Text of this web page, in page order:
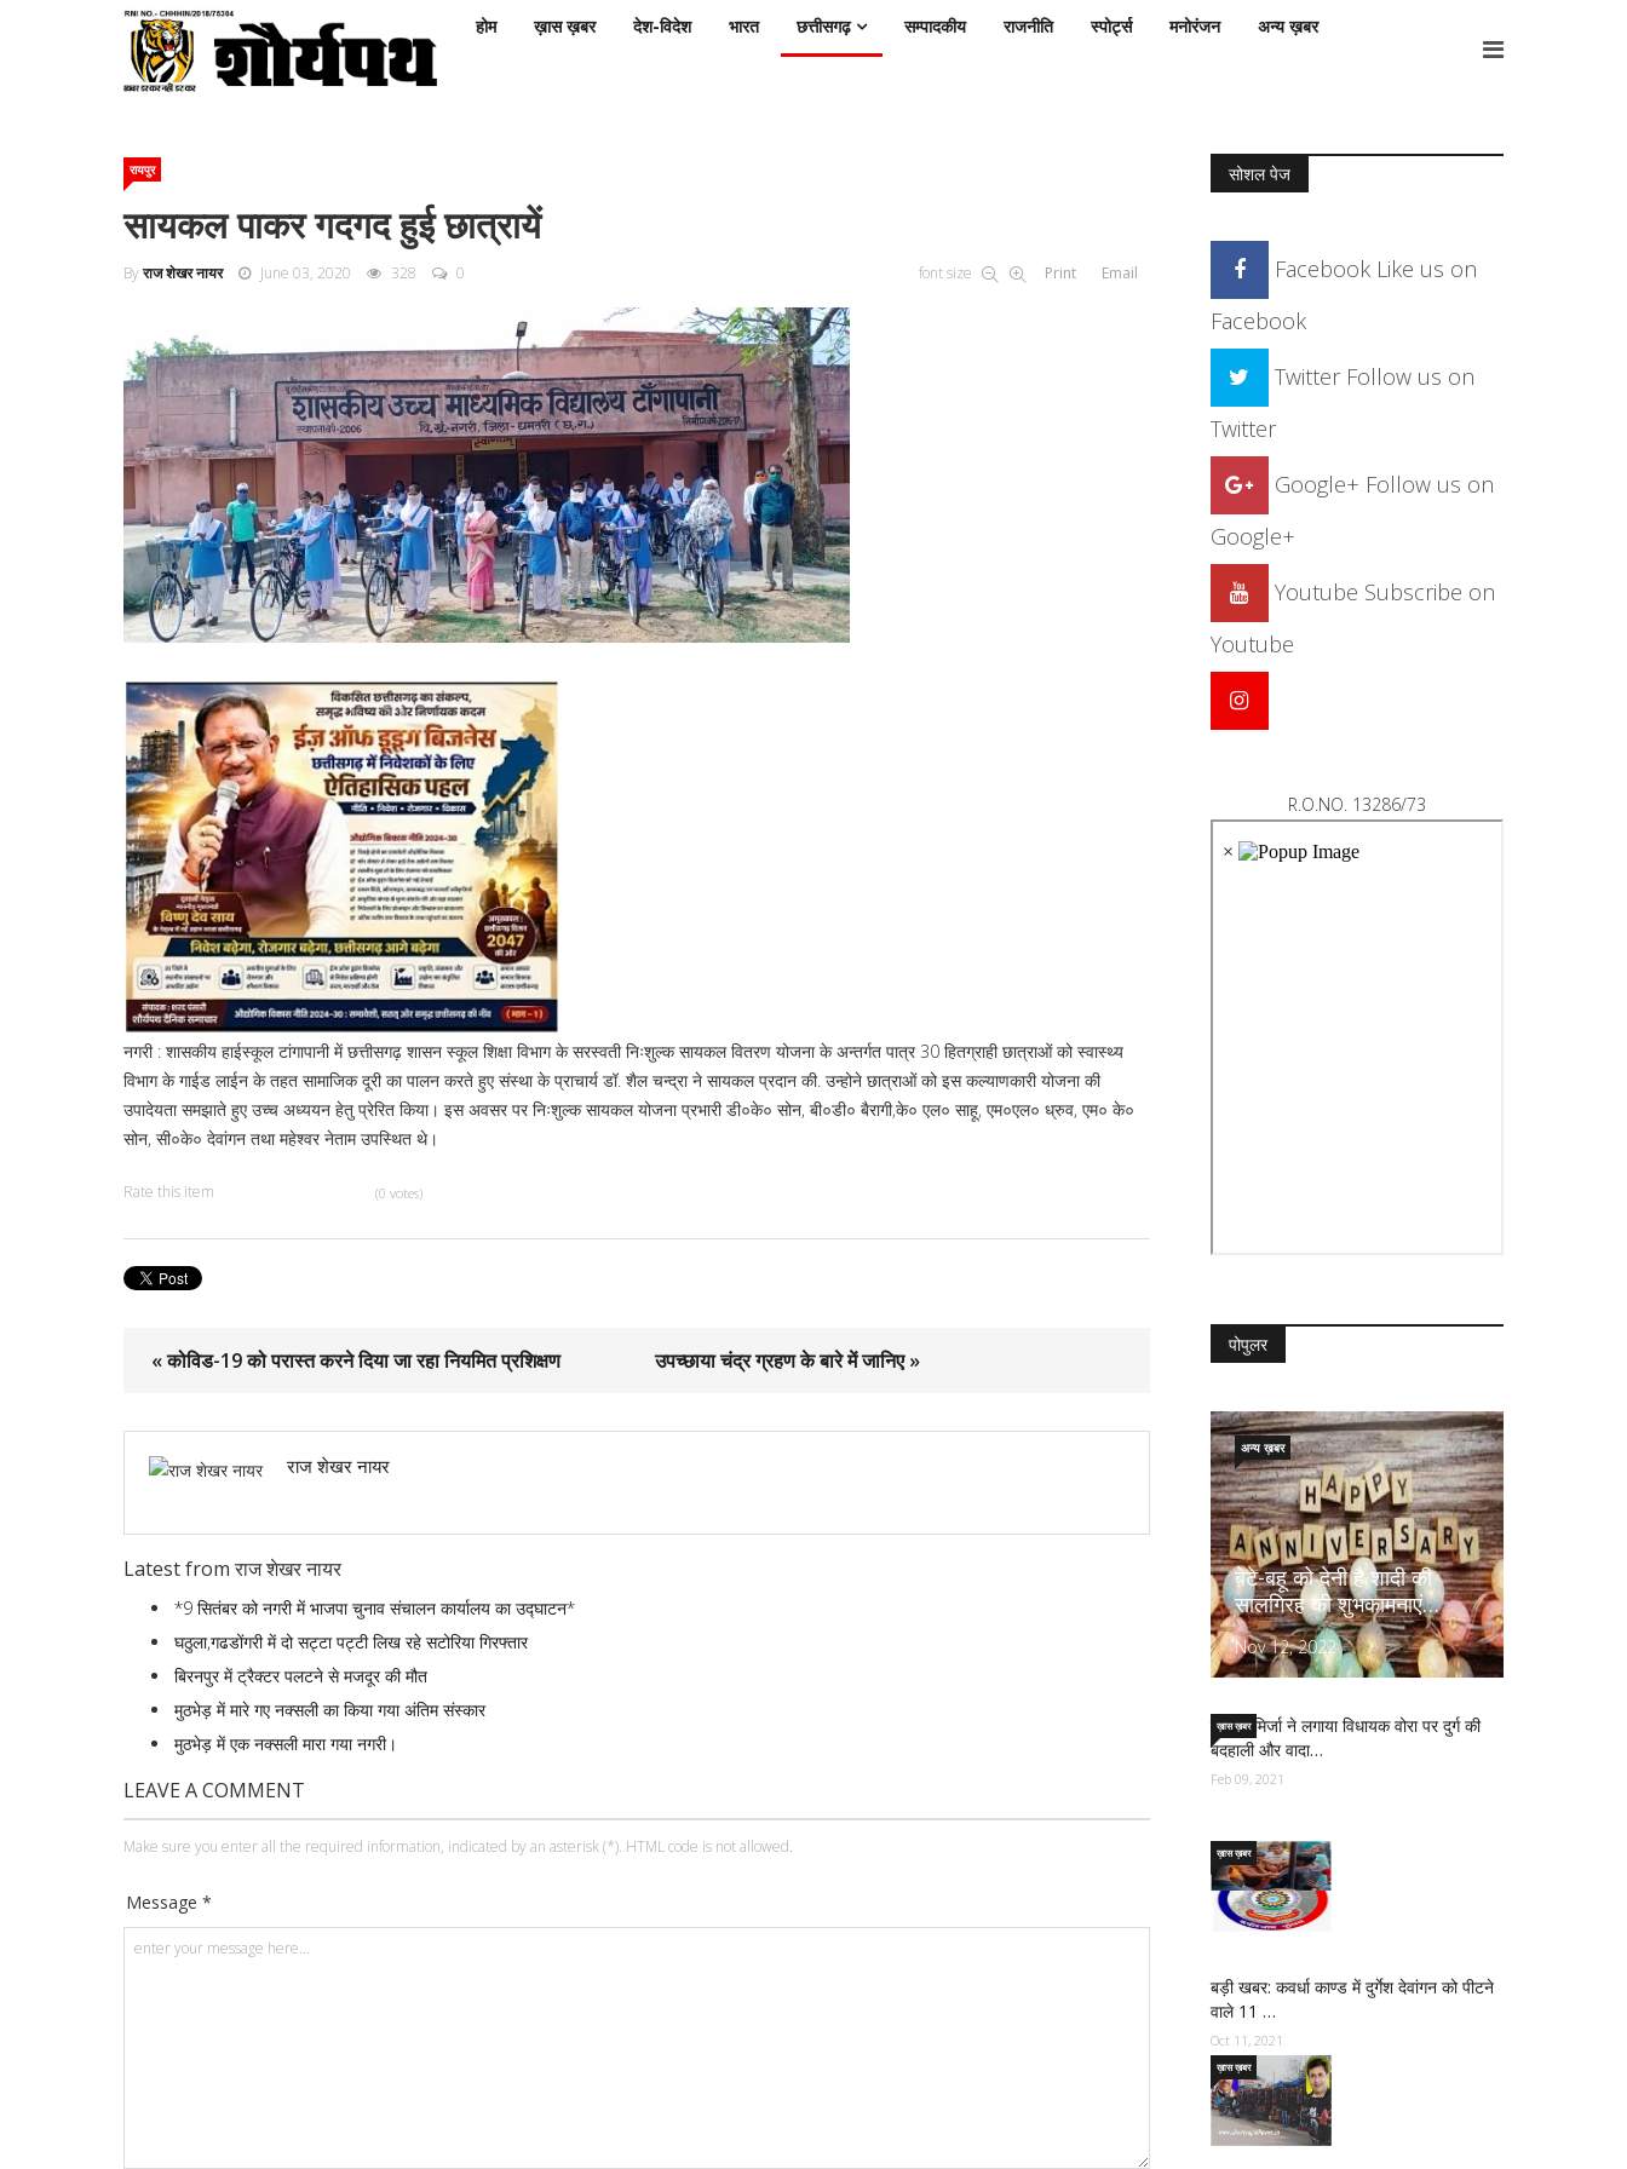
होम ख़ास ख़बर देश-विदेश भारत छत्तीसगढ़ सम्पादकीय राजनीति स्पोर्ट्स मनोरंजन अन्य ख़बर
रायपुर
सायकल पाकर गदगद हुई छात्रायें
Byराज शेखर नायर June 03, 2020 328 0 font size Print Email
नगरी : शासकीय हाईस्कूल टांगापानी में छत्तीसगढ़ शासन स्कूल शिक्षा विभाग के सरस्वती निःशुल्क सायकल वितरण योजना के अन्तर्गत पात्र 30 हितग्राही छात्राओं को स्वास्थ्य
विभाग के गाईड लाईन के तहत सामाजिक दूरी का पालन करते हुए संस्था के प्राचार्य डॉ. शैल चन्द्रा ने सायकल प्रदान की. उन्होने छात्राओं को इस कल्याणकारी योजना की
उपादेयता समझाते हुए उच्च अध्ययन हेतु प्रेरित किया। इस अवसर पर निःशुल्क सायकल योजना प्रभारी डी०के० सोन, बी०डी० बैरागी,के० एल० साहू, एम०एल० ध्रुव, एम० के०
सोन, सी०के० देवांगन तथा महेश्वर नेताम उपस्थित थे।
Rate this item (0 votes)
« कोविड-19 को परास्त करने दिया जा रहा नियमित प्रशिक्षण उपच्छाया चंद्र ग्रहण के बारे में जानिए »
राज शेखर नायर
Latest from राज शेखर नायर
*9 सितंबर को नगरी में भाजपा चुनाव संचालन कार्यालय का उद्घाटन*
घठुला,गढडोंगरी में दो सट्टा पट्टी लिख रहे सटोरिया गिरफ्तार
बिरनपुर में ट्रैक्टर पलटने से मजदूर की मौत
मुठभेड़ में मारे गए नक्सली का किया गया अंतिम संस्कार
मुठभेड़ में एक नक्सली मारा गया नगरी।
LEAVE A COMMENT
Make sure you enter all the required information, indicated by an asterisk (*). HTML code is not allowed.
Message *
सोशल पेज
Facebook Like us on
Facebook
Twitter Follow us on
Twitter
Google+ Follow us on
Google+
Youtube Subscribe on
Youtube
R.O.NO. 13286/73
पोपुलर
बेटे-बहू को देनी है शादी की
सालगिरह की शुभकामनाएं…
Nov 12, 2022
अन्य ख़बर
साजिद मिर्जा ने लगाया विधायक वोरा पर दुर्ग की
बदहाली और वादा…
ख़ास ख़बर
Feb 09, 2021
बड़ी खबर: कवर्धा काण्ड में दुर्गेश देवांगन को पीटने
वाले 11 …
ख़ास ख़बर
Oct 11, 2021
ख़ास ख़बर